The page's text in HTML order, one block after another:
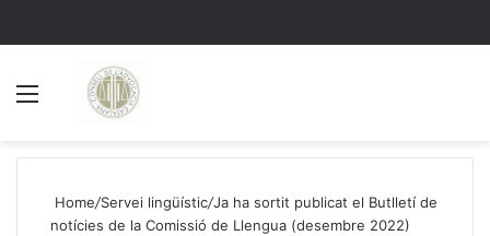
Home/Servei lingüístic/Ja ha sortit publicat el Butlletí de
notícies de la Comissió de Llengua (desembre 2022)